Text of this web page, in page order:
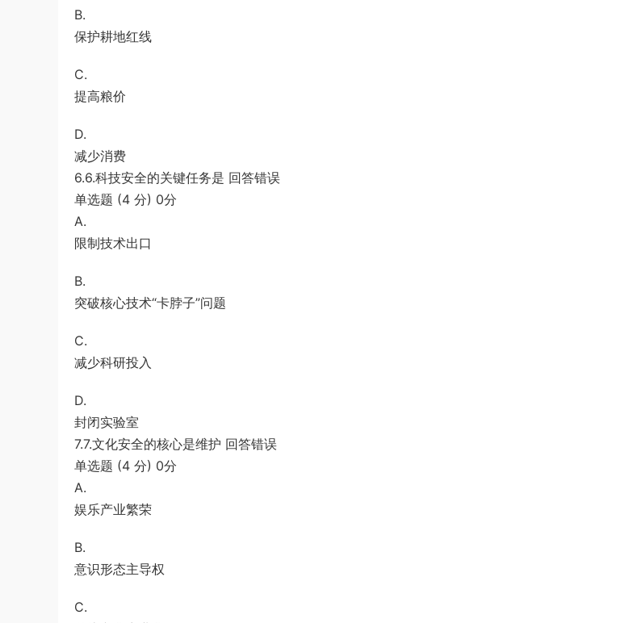
B.
保护耕地红线
C.
提高粮价
D.
减少消费
6.6.科技安全的关键任务是 回答错误
单选题 (4 分) 0分
A.
限制技术出口
B.
突破核心技术“卡脖子”问题
C.
减少科研投入
D.
封闭实验室
7.7.文化安全的核心是维护 回答错误
单选题 (4 分) 0分
A.
娱乐产业繁荣
B.
意识形态主导权
C.